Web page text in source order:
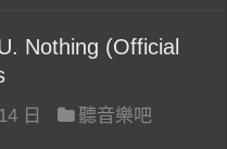
Nothing (Official
日
聽音樂吧